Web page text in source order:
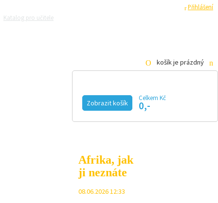
Přihlášení
Katalog pro učitele
košík je prázdný
Zobrazit košík
Celkem Kč
0,-
Afrika, jak
ji neznáte
08.06.2026 12:33